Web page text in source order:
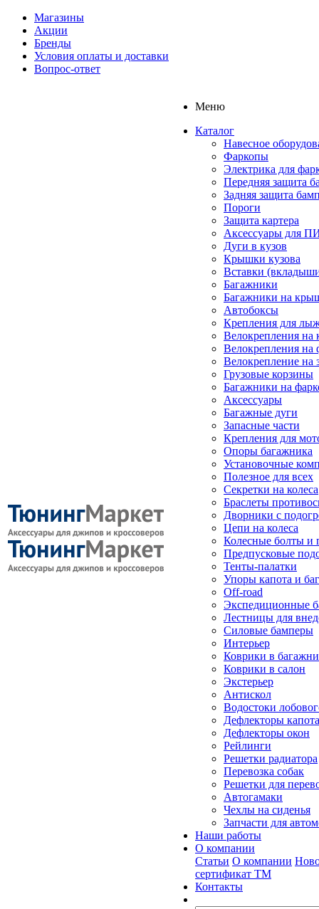
Магазины
Акции
Бренды
Условия оплаты и доставки
Вопрос-ответ
Меню
Каталог
Навесное
Фаркопы
Электрика для
Передняя защита
Задняя защита
Пороги
Защита картера
Аксессуары для
Дуги в кузов
Крышки кузова
Вставки
Багажники
Багажники на
Автобоксы
Крепления для
Велокрепления
Велокрепления на
Велокрепление на
Грузовые корзины
Багажники на
Аксессуары
Багажные дуги
Запасные части
Крепления для
Опоры багажника
Установочные
Полезное для всех
Секретки на колеса
Браслеты
Дворники с
Цепи на колеса
Колесные болты и
Предпусковые
Тенты-палатки
Упоры капота и
Off-road
Экспедиционные
Лестницы для
Силовые бамперы
Интерьер
Коврики в
Коврики в салон
Экстерьер
Антискол
Водостоки
Дефлекторы капота
Дефлекторы окон
Рейлинги
Решетки радиатора
Перевозка собак
Решетки для
Автогамаки
Чехлы на сиденья
Запчасти для
Наши работы
О компании
Статьи О компании
сертификат ТМ
Контакты